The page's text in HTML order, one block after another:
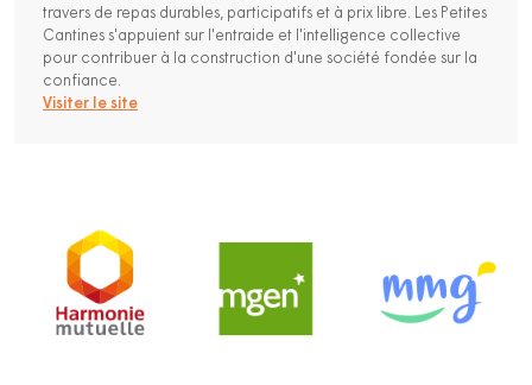
travers de repas durables, participatifs et à prix libre. Les Petites
Cantines s'appuient sur l'entraide et l'intelligence collective
pour contribuer à la construction d'une société fondée sur la
confiance.
Visiter le site